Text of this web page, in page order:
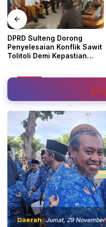
DPRD Sulteng Dorong
Penyelesaian Konflik Sawit
Tolitoli Demi Kepastian
Daerah Jumat, 29